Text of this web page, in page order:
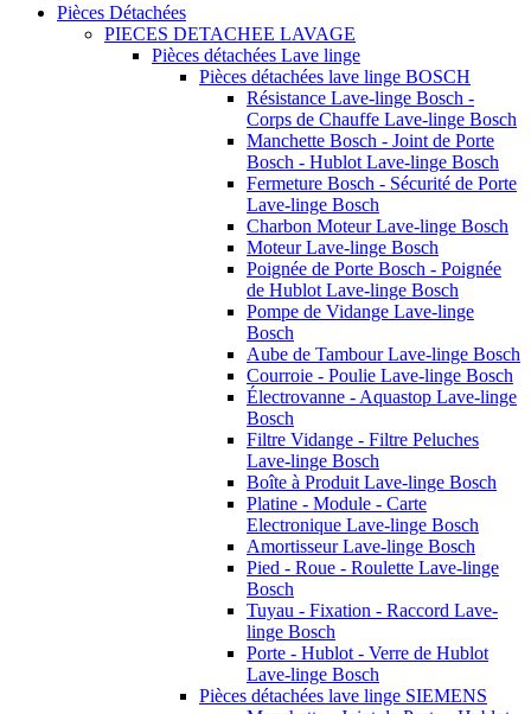
Pièces Détachées
PIECES DETACHEE LAVAGE
Pièces détachées Lave linge
Pièces détachées lave linge BOSCH
Résistance Lave-linge Bosch -
Corps de Chauffe Lave-linge Bosch
Manchette Bosch - Joint de Porte
Bosch - Hublot Lave-linge Bosch
Fermeture Bosch - Sécurité de Porte
Lave-linge Bosch
Charbon Moteur Lave-linge Bosch
Moteur Lave-linge Bosch
Poignée de Porte Bosch - Poignée
de Hublot Lave-linge Bosch
Pompe de Vidange Lave-linge
Bosch
Aube de Tambour Lave-linge Bosch
Courroie - Poulie Lave-linge Bosch
Électrovanne - Aquastop Lave-linge
Bosch
Filtre Vidange - Filtre Peluches
Lave-linge Bosch
Boîte à Produit Lave-linge Bosch
Platine - Module - Carte
Electronique Lave-linge Bosch
Amortisseur Lave-linge Bosch
Pied - Roue - Roulette Lave-linge
Bosch
Tuyau - Fixation - Raccord Lave-
linge Bosch
Porte - Hublot - Verre de Hublot
Lave-linge Bosch
Pièces détachées lave linge SIEMENS